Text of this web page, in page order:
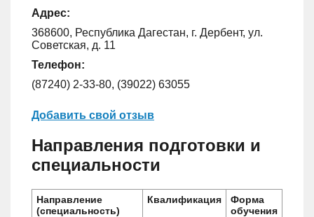
Адрес:
368600, Республика Дагестан, г. Дербент, ул.
Советская, д. 11
Телефон:
(87240) 2-33-80, (39022) 63055
Добавить свой отзыв
Направления подготовки и
специальности
Направление
(специальность)
Квалификация
Форма
обучения